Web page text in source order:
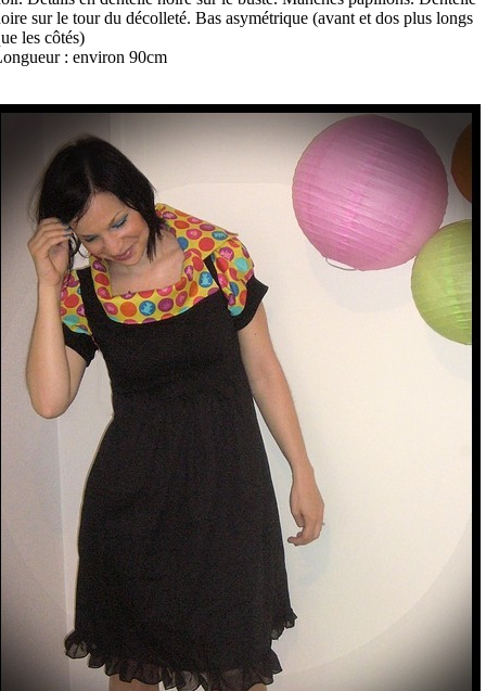
sur le tour du décolleté. Bas asymétrique (avant et dos plus longs
les côtés)
: environ 90cm